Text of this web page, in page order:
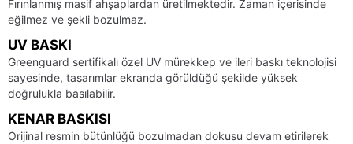
Fırınlanmış masif ahşaplardan üretilmektedir. Zaman içerisinde
eğilmez ve şekli bozulmaz.
UV BASKI
Greenguard sertifikalı özel UV mürekkep ve ileri baskı teknolojisi
sayesinde, tasarımlar ekranda görüldüğü şekilde yüksek
doğrulukla basılabilir.
KENAR BASKISI
Orijinal resmin bütünlüğü bozulmadan dokusu devam etirilerek